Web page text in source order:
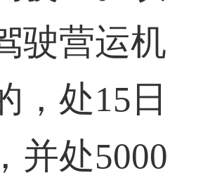
驶营运机
，处15日
并处5000